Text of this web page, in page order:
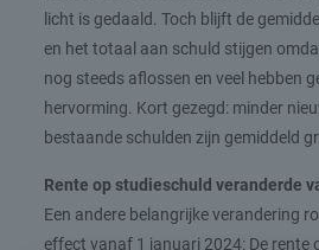
licht is gedaald. Toch blijft de
en het totaal aan schuld stijgen
nog steeds aflossen en veel hebben
hervorming. Kort gezegd: minder
bestaande schulden zijn gemiddeld
Rente op studieschuld veranderde
Een andere belangrijke verandering
effect vanaf 1 januari 2024: De rente